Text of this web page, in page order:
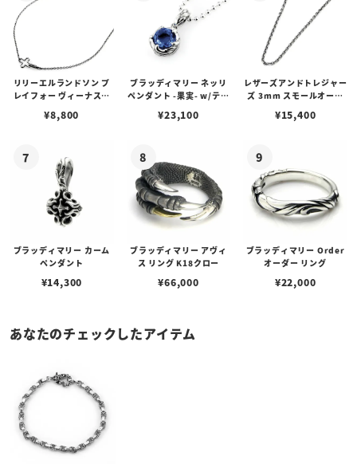
リリーエルランドソン プ
レイフォー ヴィーナスチ
¥8,800
ブラッディマリー ネッリ
ペンダント -果実- w/ティ
¥23,100
レザーズアンドトレジャー
ズ 3mm スモールオーバ
ブスタークラスプ＆LTロ
¥15,400
ブラッディマリー カーム
ペンダント
¥14,300
ブラッディマリー アヴィ
ス リング K18クロー
¥66,000
ブラッディマリー Order
オーダー リング
¥22,000
あなたのチェックしたアイテム